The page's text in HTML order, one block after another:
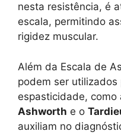
nesta resistência, é
escala, permitindo
rigidez muscular.
Além da Escala de
podem ser utilizados
espasticidade, como
Ashworth e o
auxiliam no